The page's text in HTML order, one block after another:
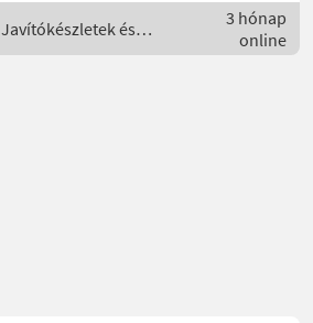
záberu: 1, 3 – 2, 7 m,
Javítókészletek és
alkatrészek / Sonstige
3 hónap
online